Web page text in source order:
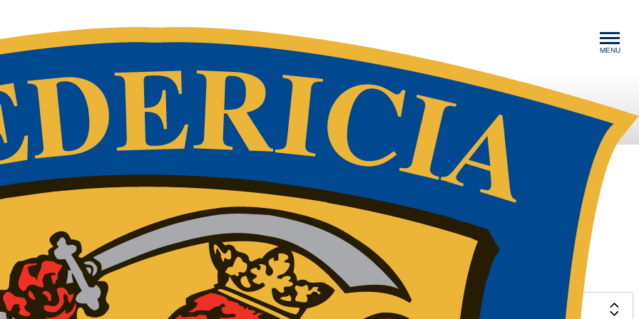
Faciliteter
9 hulsbane – Pay & Play
18 hulsbanen
Café Simona
Klubliv & aktiviteter
Aktivklubben
Elite
FGC Ungseniorer 18-35 år
Golf med Ældresagen
Vintergolf
Ungdom Indoor Golf |
MENU